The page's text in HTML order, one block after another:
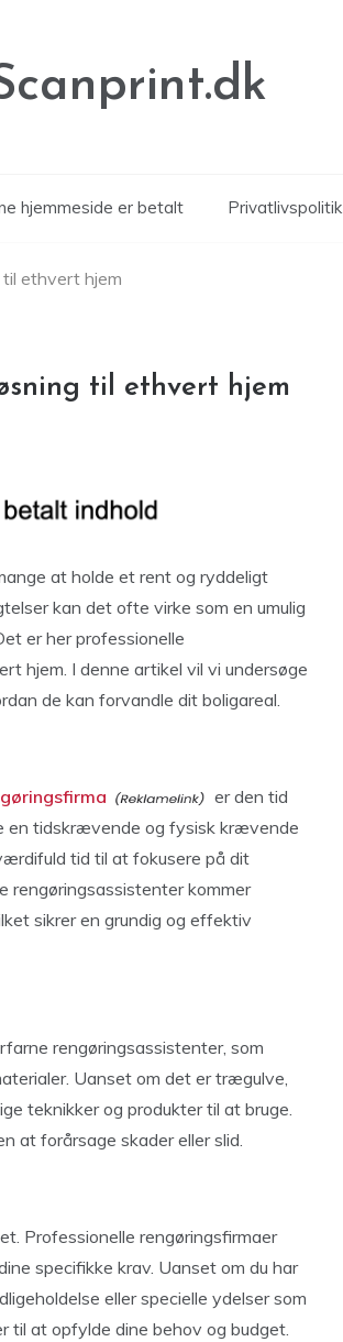
hjemmeside er betalt Privatlivspolitik
til ethvert hjem
til ethvert hjem
at holde et rent og ryddeligt
kan det ofte virke som en umulig
er her professionelle
hjem. I denne artikel vil vi undersøge
de kan forvandle dit boligareal.
er den tid
en tidskrævende og fysisk krævende
tid til at fokusere på dit
rengøringsassistenter kommer
sikrer en grundig og effektiv
rengøringsassistenter, som
Uanset om det er trægulve,
teknikker og produkter til at bruge.
at forårsage skader eller slid.
Professionelle rengøringsfirmaer
specifikke krav. Uanset om du har
eller specielle ydelser som
til at opfylde dine behov og budget.